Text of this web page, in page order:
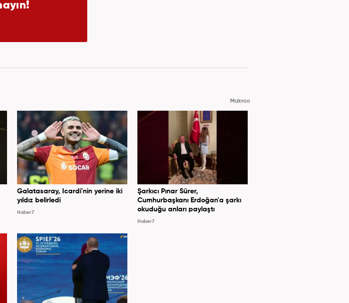
Makroo
Galatasaray, Icardi'nin yerine iki
yıldız belirledi
Haber7
Şarkıcı Pınar Sürer,
Cumhurbaşkanı Erdoğan'a şarkı
okuduğu anları paylaştı
Haber7